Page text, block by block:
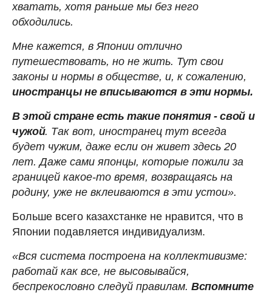
хватать, хотя раньше мы без него
обходились.
Мне кажется, в Японии отлично
путешествовать, но не жить. Тут свои
законы и нормы в обществе, и, к сожалению,
иностранцы не вписываются в эти нормы.
В этой стране есть такие понятия - свой и
чужой. Так вот, иностранец тут всегда
будет чужим, даже если он живет здесь 20
лет. Даже сами японцы, которые пожили за
границей какое-то время, возвращаясь на
родину, уже не вклеиваются в эти устои».
Больше всего казахстанке не нравится, что в
Японии подавляется индивидуализм.
«Вся система построена на коллективизме:
работай как все, не высовывайся,
беспрекословно следуй правилам. Вспомните